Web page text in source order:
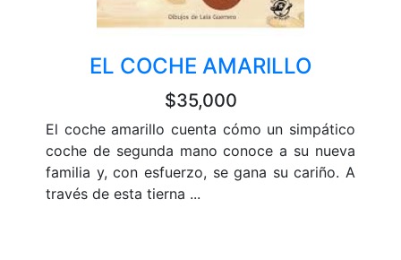
EL COCHE AMARILLO
$35,000
El coche amarillo cuenta cómo un simpático
coche de segunda mano conoce a su nueva
familia y, con esfuerzo, se gana su cariño. A
través de esta tierna ...